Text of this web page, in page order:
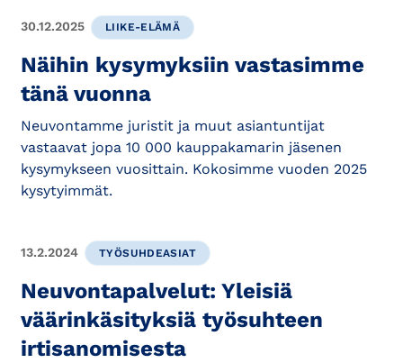
30.12.2025 LIIKE-ELÄMÄ
Näihin kysymyksiin vastasimme
tänä vuonna
Neuvontamme juristit ja muut asiantuntijat
vastaavat jopa 10 000 kauppakamarin jäsenen
kysymykseen vuosittain. Kokosimme vuoden 2025
kysytyimmät.
13.2.2024 TYÖSUHDEASIAT
Neuvontapalvelut: Yleisiä
väärinkäsityksiä työsuhteen
irtisanomisesta